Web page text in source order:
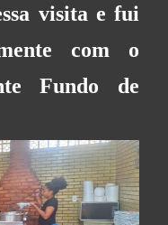
visita e fui
com o
Fundo de